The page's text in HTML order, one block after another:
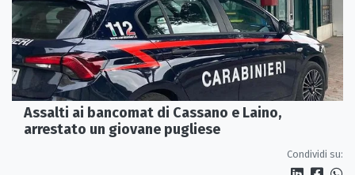
Assalti ai bancomat di Cassano e Laino,
arrestato un giovane pugliese
Condividi su: